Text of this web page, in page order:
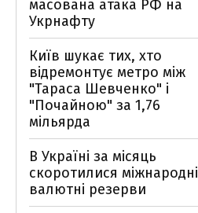
масована атака РФ на
Укрнафту
Київ шукає тих, хто
відремонтує метро між
"Тараса Шевченко" і
"Почайною" за 1,76
мільярда
В Україні за місяць
скоротилися міжнародні
валютні резерви